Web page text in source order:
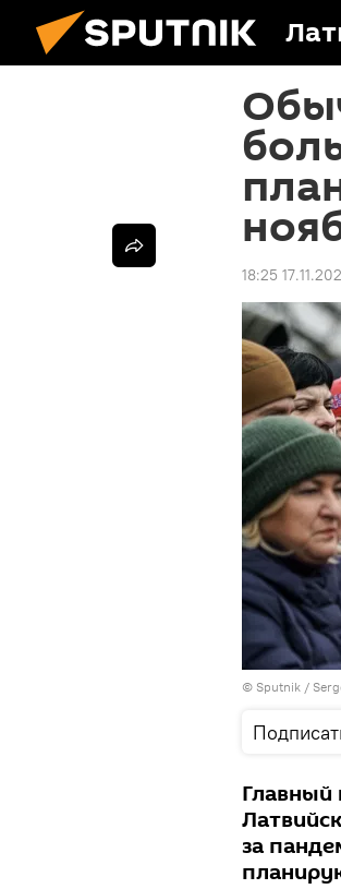
18:25
© Sputnik /
Главный
за